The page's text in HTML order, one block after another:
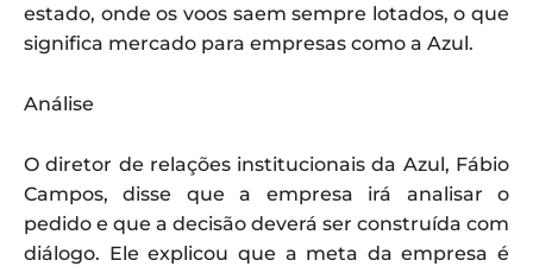
estado, onde os voos saem sempre lotados, o que
significa mercado para empresas como a Azul.
Análise
O diretor de relações institucionais da Azul, Fábio
Campos, disse que a empresa irá analisar o
pedido e que a decisão deverá ser construída com
diálogo. Ele explicou que a meta da empresa é